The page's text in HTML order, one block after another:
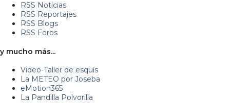
RSS Noticias
RSS Reportajes
RSS Blogs
RSS Foros
y mucho más...
Video-Taller de esquís
La METEO por Joseba
eMotion365
La Pandilla Polvorilla